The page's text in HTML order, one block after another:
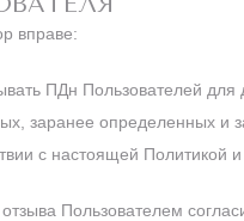
вправе:
ПДн Пользователей для
заранее определенных и
с настоящей Политикой
Пользователем